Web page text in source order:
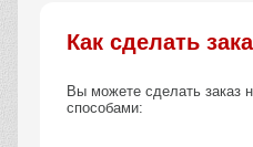
Как сделать
Вы можете сделать заказ
способами: